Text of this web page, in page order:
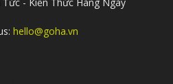
hello@goha.vn